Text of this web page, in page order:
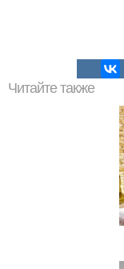
Читайте также